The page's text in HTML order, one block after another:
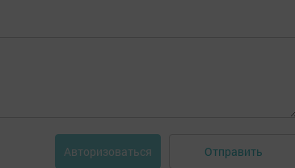
Авторизоваться Отправить